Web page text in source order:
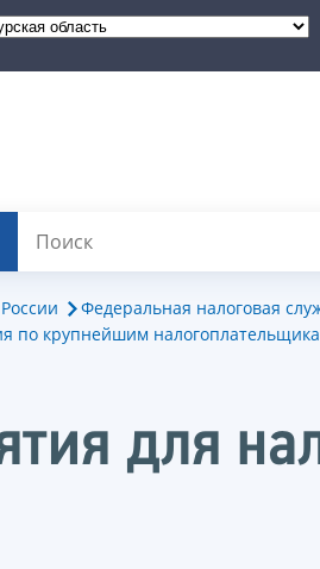
Федеральная налоговая
по крупнейшим
для